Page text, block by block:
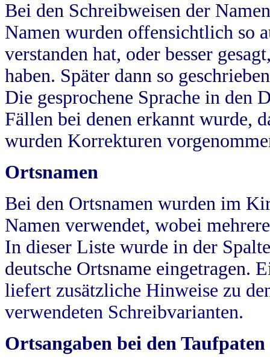
Bei den Schreibweisen der
Namen wurden offensichtlich so
verstanden hat, oder besser
haben. Später dann so
Die gesprochene Sprache in
Fällen bei denen erkannt wurde,
wurden Korrekturen
Ortsnamen
Bei den Ortsnamen wurden im
Namen verwendet, wobei
In dieser Liste wurde in der
deutsche Ortsname eingetragen.
liefert zusätzliche Hinweise zu
verwendeten Schreibvarianten.
Ortsangaben bei den Taufpaten